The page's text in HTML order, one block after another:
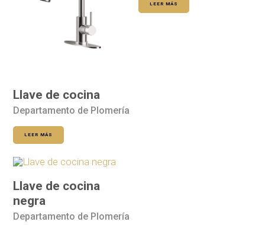
Llave de cocina
Departamento de Plomería
LEER MÁS
LEER MÁS
Llave de cocina
negra
Departamento de Plomería